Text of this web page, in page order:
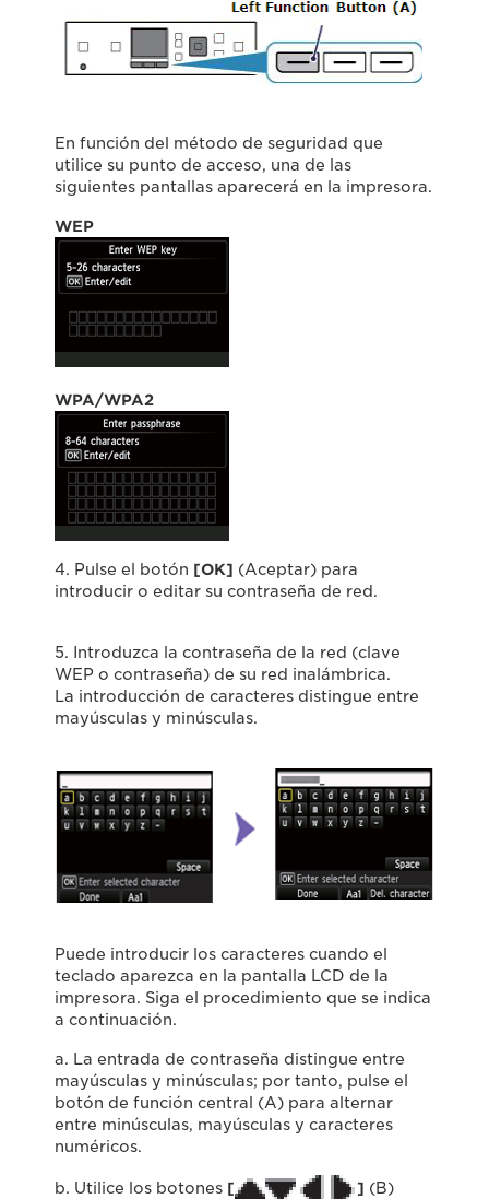
En función del método de seguridad que
utilice su punto de acceso, una de las
siguientes pantallas aparecerá en la impresora.
WEP
WPA/WPA2
4. Pulse el botón [OK] (Aceptar) para
introducir o editar su contraseña de red.
5. Introduzca la contraseña de la red (clave
WEP o contraseña) de su red inalámbrica.
La introducción de caracteres distingue entre
mayúsculas y minúsculas.
Puede introducir los caracteres cuando el
teclado aparezca en la pantalla LCD de la
impresora. Siga el procedimiento que se indica
a continuación.
a. La entrada de contraseña distingue entre
mayúsculas y minúsculas; por tanto, pulse el
botón de función central (A) para alternar
entre minúsculas, mayúsculas y caracteres
numéricos.
b. Utilice los botones [ ] (B)